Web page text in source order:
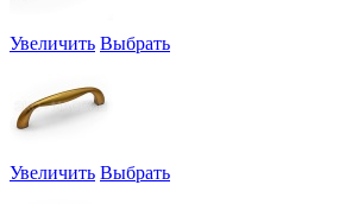
Увеличить Выбрать
Увеличить Выбрать